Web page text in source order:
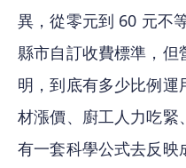
異，從零元到 60 元不
縣市自訂收費標準，
明，到底有多少比例
材漲價、廚工人力吃緊
有一套科學公式去反映